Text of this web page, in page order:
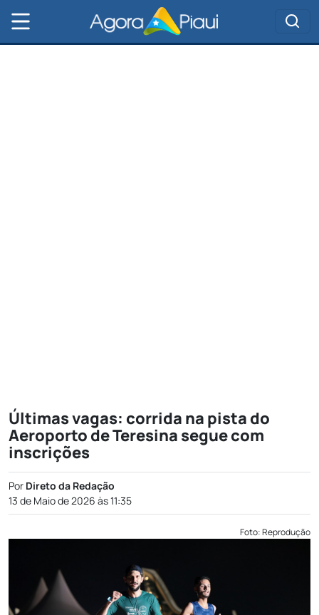
Últimas vagas: corrida na pista do
Aeroporto de Teresina segue com
inscrições
Por Direto da Redação
13 de Maio de 2026 às 11:35
Foto: Reprodução